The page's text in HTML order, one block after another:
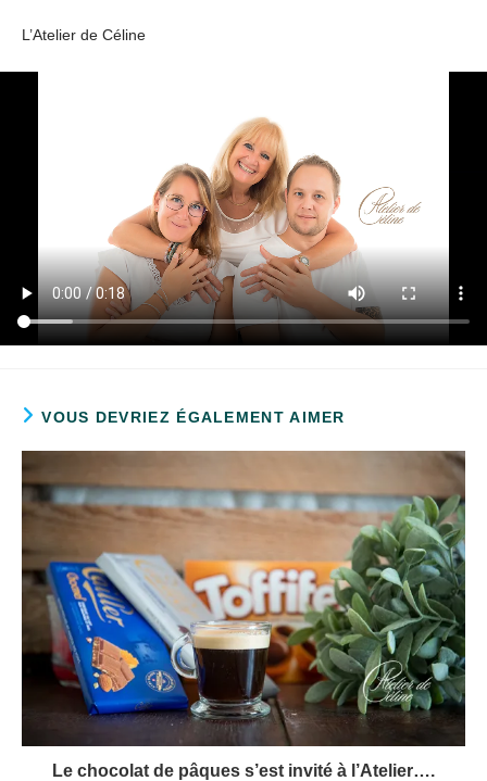
L’Atelier de Céline
VOUS DEVRIEZ ÉGALEMENT AIMER
Le chocolat de pâques s’est invité à l’Atelier….